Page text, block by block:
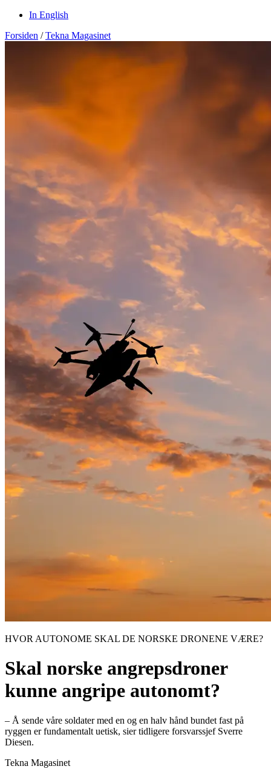
In English
Forsiden / Tekna Magasinet
HVOR AUTONOME SKAL DE NORSKE DRONENE VÆRE?
Skal norske angrepsdroner
kunne angripe autonomt?
– Å sende våre soldater med en og en halv hånd bundet fast på
ryggen er fundamentalt uetisk, sier tidligere forsvarssjef Sverre
Diesen.
Tekna Magasinet